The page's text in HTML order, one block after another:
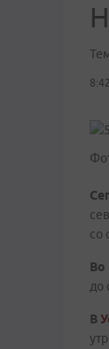
со
Во
до
В